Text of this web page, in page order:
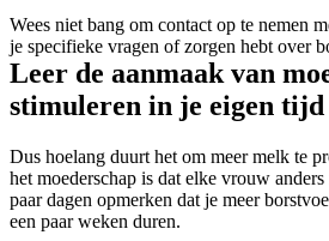
Wees niet bang om contact op te nemen
je specifieke vragen of zorgen hebt over
Leer de aanmaak van
stimuleren in je eigen tijd
Dus hoelang duurt het om meer melk te
het moederschap is dat elke vrouw
paar dagen opmerken dat je meer
een paar weken duren.